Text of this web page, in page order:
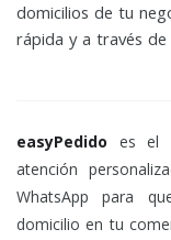
domicilios de tu
rápida y a través de
easyPedido es el
atención
WhatsApp para
domicilio en tu